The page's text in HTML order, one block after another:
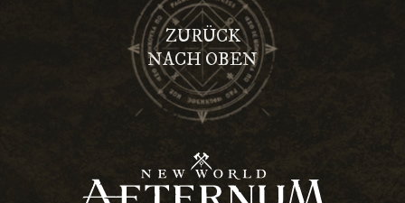
ZURÜCK
NACH OBEN